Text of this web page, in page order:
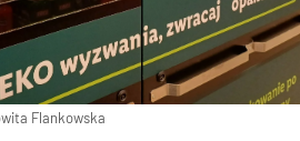
Flankowska